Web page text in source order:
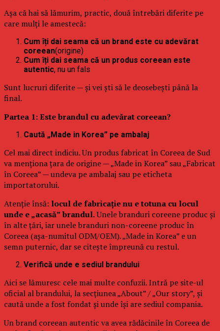
Așa că hai să lămurim, practic, două întrebări diferite pe
care mulți le amestecă:
Cum îți dai seama că un brand este cu adevărat
coreean(origine)
Cum îți dai seama că un produs coreean este
autentic, nu un fals
Sunt lucruri diferite — și vei ști să le deosebești până la
final.
Partea 1: Este brandul cu adevărat coreean?
Caută „Made in Korea” pe ambalaj
Cel mai direct indiciu. Un produs fabricat în Coreea de Sud
va menționa țara de origine — „Made in Korea” sau „Fabricat
în Coreea” — undeva pe ambalaj sau pe eticheta
importatorului.
Atenție însă: locul de fabricație nu e totuna cu locul
unde e „acasă” brandul.Unele branduri coreene produc și
în alte țări, iar unele branduri non-coreene produc în
Coreea (așa-numitul ODM/OEM). „Made in Korea” e un
semn puternic, dar se citește împreună cu restul.
Verifică unde e sediul brandului
Aici se lămuresc cele mai multe confuzii. Intră pe site-ul
oficial al brandului, la secțiunea „About” / „Our story”, și
caută unde a fost fondat și unde își are sediul compania.
Un brand coreean autentic va avea rădăcinile în Coreea de